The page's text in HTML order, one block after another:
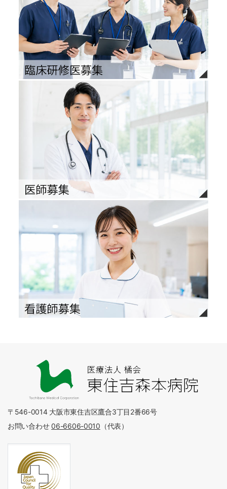
〒546-0014 大阪市東住吉区鷹合3丁目2番66号
お問い合わせ06-6606-0010 （代表）